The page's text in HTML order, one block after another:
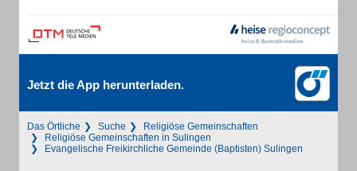
Jetzt die App herunterladen.
Das Örtliche Suche
Religiöse Gemeinschaften
Religiöse Gemeinschaften in Sulingen
Evangelische Freikirchliche Gemeinde (Baptisten) Sulingen